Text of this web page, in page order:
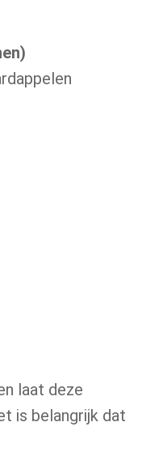
laat deze
is belangrijk dat